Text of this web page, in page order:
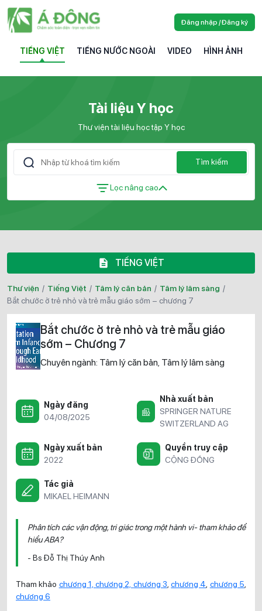
TIẾNG VIỆT TIẾNG NƯỚC NGOÀI VIDEO HÌNH ẢNH
Đăng nhập / Đăng ký
Tài liệu Y học
Thư viện tài liệu học tập Y học
Tìm kiếm
Lọc nâng cao
TIẾNG VIỆT
Thư viện / Tiếng Việt / Tâm lý căn bản / Tâm lý lâm sàng /
bắt chước ở trẻ nhỏ và trẻ mẫu giáo sớm – chương 7
Bắt chước ở trẻ nhỏ và trẻ mẫu giáo
sớm – Chương 7
Chuyên ngành: Tâm lý căn bản Tâm lý lâm sàng
Ngày đăng
04/08/2025
Nhà xuất bản
SPRINGER NATURE
SWITZERLAND AG
Ngày xuất bản
2022
Quyền truy cập
CỘNG ĐỒNG
Tác giả
MIKAEL HEIMANN
Phân tích các vận động, tri giác trong một hành vi- tham khảo để
hiểu ABA?
- Bs Đỗ Thị Thúy Anh
Tham khảo chương 1,chương 2, chương 3 ,chương 4 chương 5
chương 6